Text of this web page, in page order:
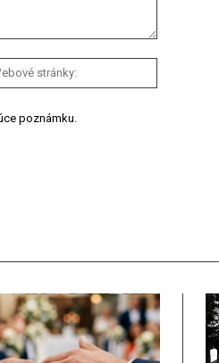
stránky:
poznámku.